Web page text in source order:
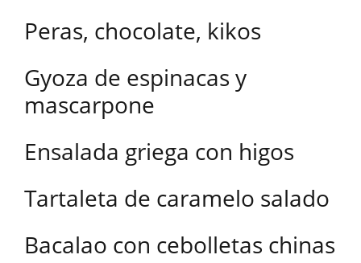
Peras, chocolate, kikos
Gyoza de espinacas y
mascarpone
Ensalada griega con higos
Tartaleta de caramelo salado
Bacalao con cebolletas chinas